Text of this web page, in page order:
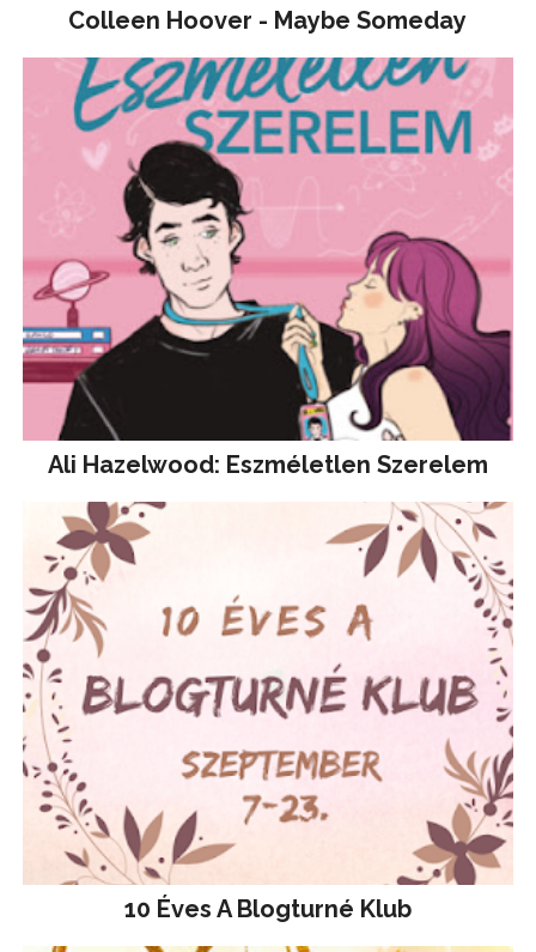
Colleen Hoover - Maybe Someday
Ali Hazelwood: Eszméletlen Szerelem
10 Éves A Blogturné Klub